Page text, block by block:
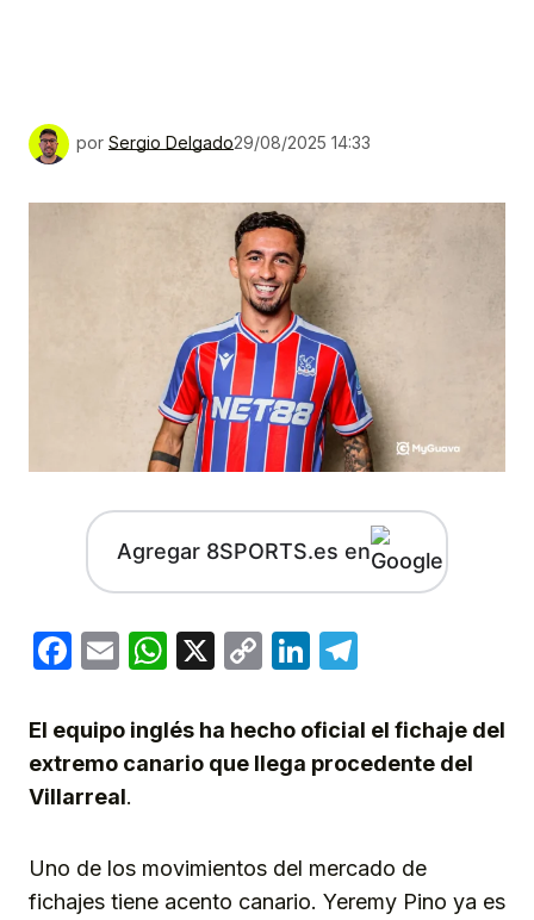
por Sergio Delgado29/08/2025 14:33
Agregar 8SPORTS.es en
Facebook
EmailWhatsApp
X
CopyLinkedIn
El equipo inglés ha hecho oficial el fichaje del
extremo canario que llega procedente del
Villarreal.
Uno de los movimientos del mercado de
fichajes tiene acento canario. Yeremy Pino ya es